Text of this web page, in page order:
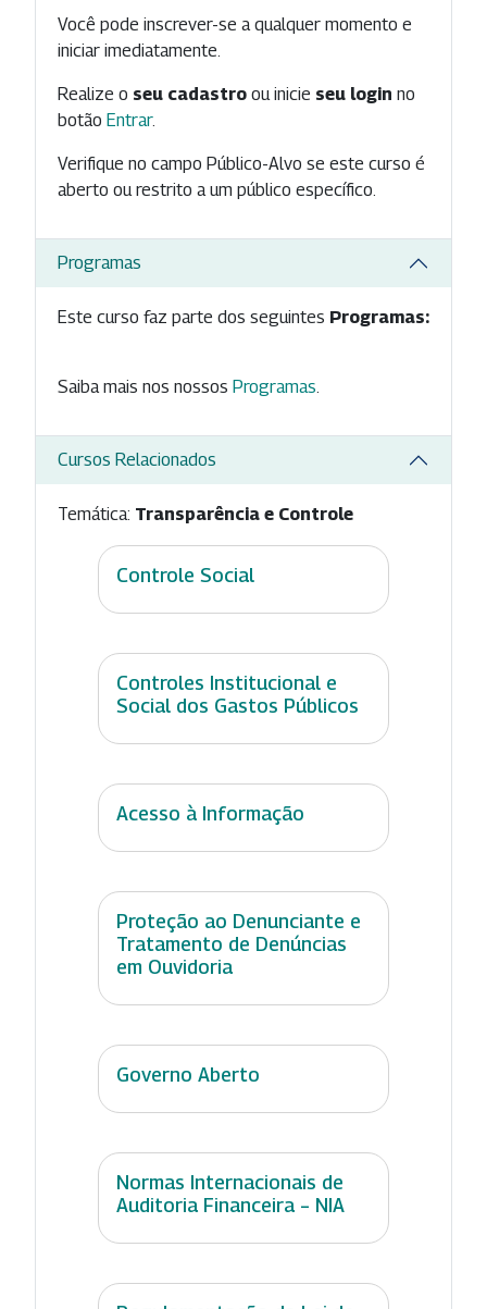
Você pode inscrever-se a qualquer momento e
iniciar imediatamente.
Realize o seu cadastro ou inicie seu login no
botão Entrar.
Verifique no campo Público-Alvo se este curso é
aberto ou restrito a um público específico.
Programas
Este curso faz parte dos seguintes Programas:
Saiba mais nos nossos Programas
Cursos Relacionados
Temática: Transparência e Controle
Controle Social
Controles Institucional e
Social dos Gastos Públicos
Acesso à Informação
Proteção ao Denunciante e
Tratamento de Denúncias
em Ouvidoria
Governo Aberto
Normas Internacionais de
Auditoria Financeira – NIA